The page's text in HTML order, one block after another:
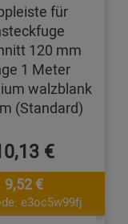
für
120 mm
1 Meter
walzblank
(Standard)
€
9,52 €
e3oc5w99fj